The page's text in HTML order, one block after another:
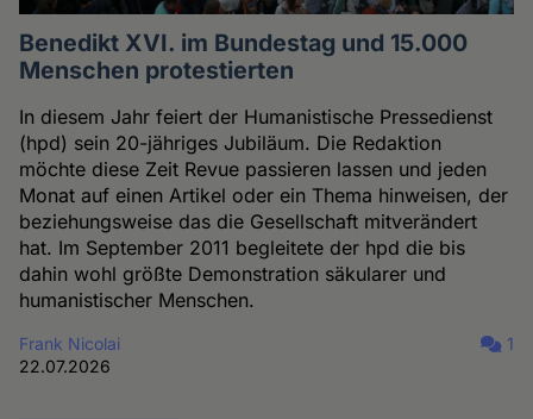
Benedikt XVI. im Bundestag und 15.000
Menschen protestierten
In diesem Jahr feiert der Humanistische Pressedienst
(hpd) sein 20-jähriges Jubiläum. Die Redaktion
möchte diese Zeit Revue passieren lassen und jeden
Monat auf einen Artikel oder ein Thema hinweisen, der
beziehungsweise das die Gesellschaft mitverändert
hat. Im September 2011 begleitete der hpd die bis
dahin wohl größte Demonstration säkularer und
humanistischer Menschen.
Frank Nicolai
22.07.2026
1